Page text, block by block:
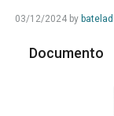
03/12/2024by
Documento